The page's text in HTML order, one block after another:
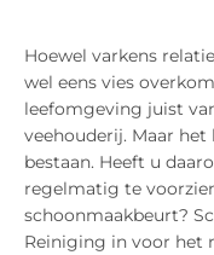
Hoewel varkens
wel eens vies
leefomgeving juist
veehouderij. Maar het
bestaan. Heeft u
regelmatig te
schoonmaakbeurt?
Reiniging in voor het